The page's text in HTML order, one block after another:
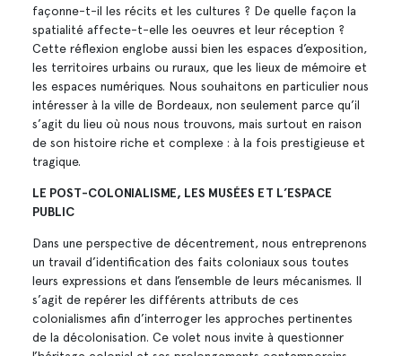
façonne-t-il les récits et les cultures ? De quelle façon la
spatialité affecte-t-elle les oeuvres et leur réception ?
Cette réflexion englobe aussi bien les espaces d’exposition,
les territoires urbains ou ruraux, que les lieux de mémoire et
les espaces numériques. Nous souhaitons en particulier nous
intéresser à la ville de Bordeaux, non seulement parce qu’il
s’agit du lieu où nous nous trouvons, mais surtout en raison
de son histoire riche et complexe : à la fois prestigieuse et
tragique.
LE POST-COLONIALISME, LES MUSÉES ET L’ESPACE
PUBLIC
Dans une perspective de décentrement, nous entreprenons
un travail d’identification des faits coloniaux sous toutes
leurs expressions et dans l’ensemble de leurs mécanismes. Il
s’agit de repérer les différents attributs de ces
colonialismes afin d’interroger les approches pertinentes
de la décolonisation. Ce volet nous invite à questionner